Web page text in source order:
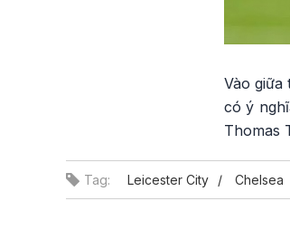
Vào giữa
có ý
Thomas
Tag: Leicester City Chelsea